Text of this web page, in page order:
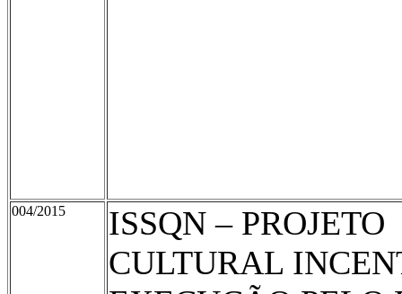
004/2015
ISSQN – PROJETO
CULTURAL